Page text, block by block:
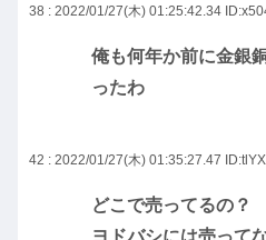
38 : 2022/01/27(木) 01:25:42.34
俺も何年か前に金銀
ったわ
42 : 2022/01/27(木) 01:35:27.47
どこで売ってるの？